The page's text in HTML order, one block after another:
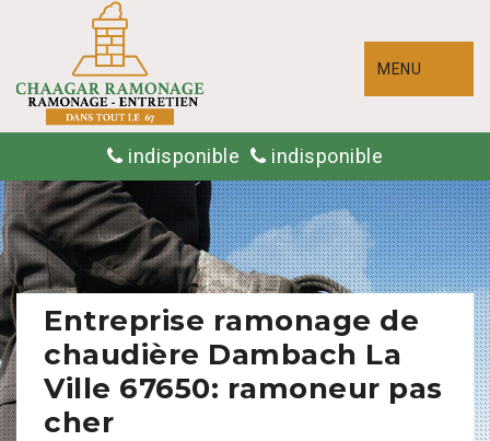
MENU
indisponible indisponible
Entreprise ramonage de
chaudière Dambach La
Ville 67650: ramoneur pas
cher